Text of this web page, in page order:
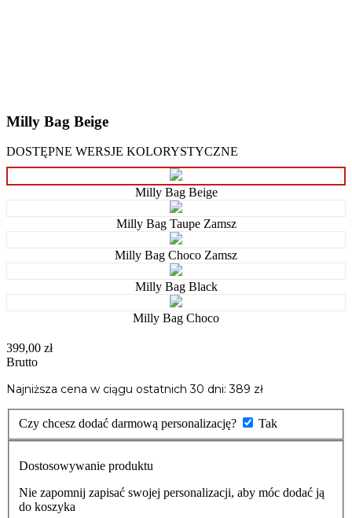
Milly Bag Beige
DOSTĘPNE WERSJE KOLORYSTYCZNE
Milly Bag Beige
Milly Bag Taupe Zamsz
Milly Bag Choco Zamsz
Milly Bag Black
Milly Bag Choco
399,00 zł
Brutto
Najniższa cena w ciągu ostatnich 30 dni: 389 zł
Czy chcesz dodać darmową personalizację? Tak
Dostosowywanie produktu
Nie zapomnij zapisać swojej personalizacji, aby móc dodać ją
do koszyka